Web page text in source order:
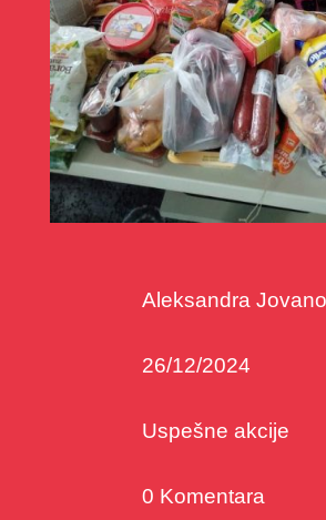
Aleksandra
26/12/2024
Uspešne akcije
0 Komentara